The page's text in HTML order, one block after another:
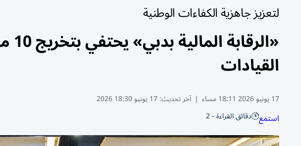
لتعزيز جاهزية الكفاءات الوطنية
القيادات
17 يونيو 2026 18:11 مساء | آخر تحديث:17 يونيو 18:30 2026
استمع دقائق القراءة - 2